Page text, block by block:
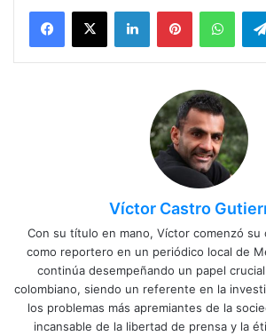
Facebook
X LinkedInPinterest
Víctor Castro
Con su título en mano, Víctor comenzó su
como reportero en un periódico local de
continúa desempeñando un papel
colombiano, siendo un referente en la
los problemas más apremiantes de la
incansable de la libertad de prensa y la